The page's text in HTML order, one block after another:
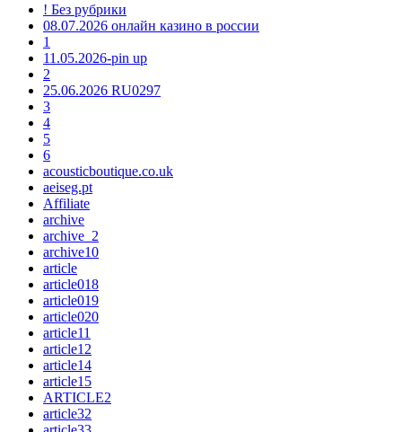
! Без рубрики
08.07.2026 онлайн казино в россии
1
11.05.2026-pin up
2
25.06.2026 RU0297
3
4
5
6
acousticboutique.co.uk
aeiseg.pt
Affiliate
archive
archive_2
archive10
article
article018
article019
article020
article11
article12
article14
article15
ARTICLE2
article32